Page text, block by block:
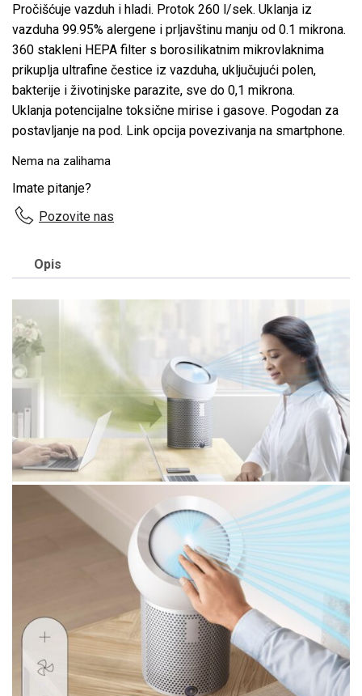
Pročišćuje vazduh i hladi. Protok 260 l/sek. Uklanja iz
vazduha 99.95% alergene i prljavštinu manju od 0.1 mikrona.
360 stakleni HEPA filter s borosilikatnim mikrovlaknima
prikuplja ultrafine čestice iz vazduha, uključujući polen,
bakterije i životinjske parazite, sve do 0,1 mikrona.
Uklanja potencijalne toksične mirise i gasove. Pogodan za
postavljanje na pod. Link opcija povezivanja na smartphone.
Nema na zalihama
Imate pitanje?
Pozovite nas
Opis